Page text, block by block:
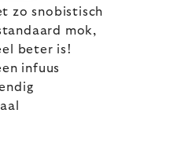
zo snobistisch
mok,
beter is!
infuus